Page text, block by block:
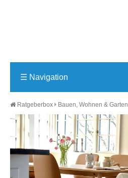
☰ Navigation
Ratgeberbox Bauen, Wohnen & Garten